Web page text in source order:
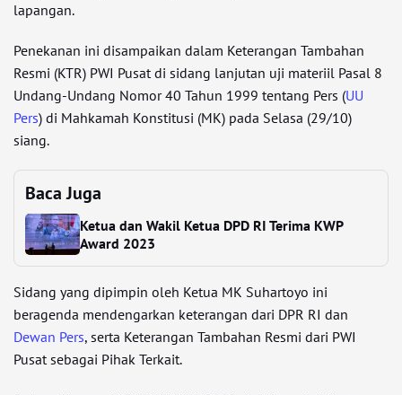
lapangan.
Penekanan ini disampaikan dalam Keterangan Tambahan
Resmi (KTR) PWI Pusat di sidang lanjutan uji materiil Pasal 8
Undang-Undang Nomor 40 Tahun 1999 tentang Pers (UU
Pers) di Mahkamah Konstitusi (MK) pada Selasa (29/10)
siang.
Baca Juga
Ketua dan Wakil Ketua DPD RI Terima KWP
Award 2023
Sidang yang dipimpin oleh Ketua MK Suhartoyo ini
beragenda mendengarkan keterangan dari DPR RI dan
Dewan Pers, serta Keterangan Tambahan Resmi dari PWI
Pusat sebagai Pihak Terkait.